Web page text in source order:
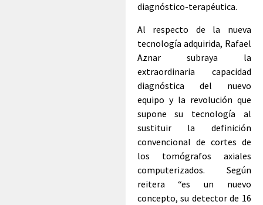
diagnóstico-terapéutica.
Al respecto de la nueva
tecnología adquirida, Rafael
Aznar subraya la
extraordinaria capacidad
diagnóstica del nuevo
equipo y la revolución que
supone su tecnología al
sustituir la definición
convencional de cortes de
los tomógrafos axiales
computerizados. Según
reitera “es un nuevo
concepto, su detector de 16